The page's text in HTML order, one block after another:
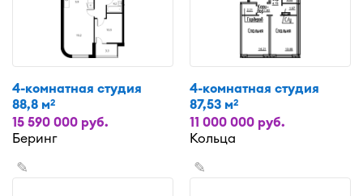
4-комнатная студия
88,8 м2
15 590 000 руб.
Беринг
4-комнатная студия
87,53 м2
11 000 000 руб.
Кольца
✎ ✎